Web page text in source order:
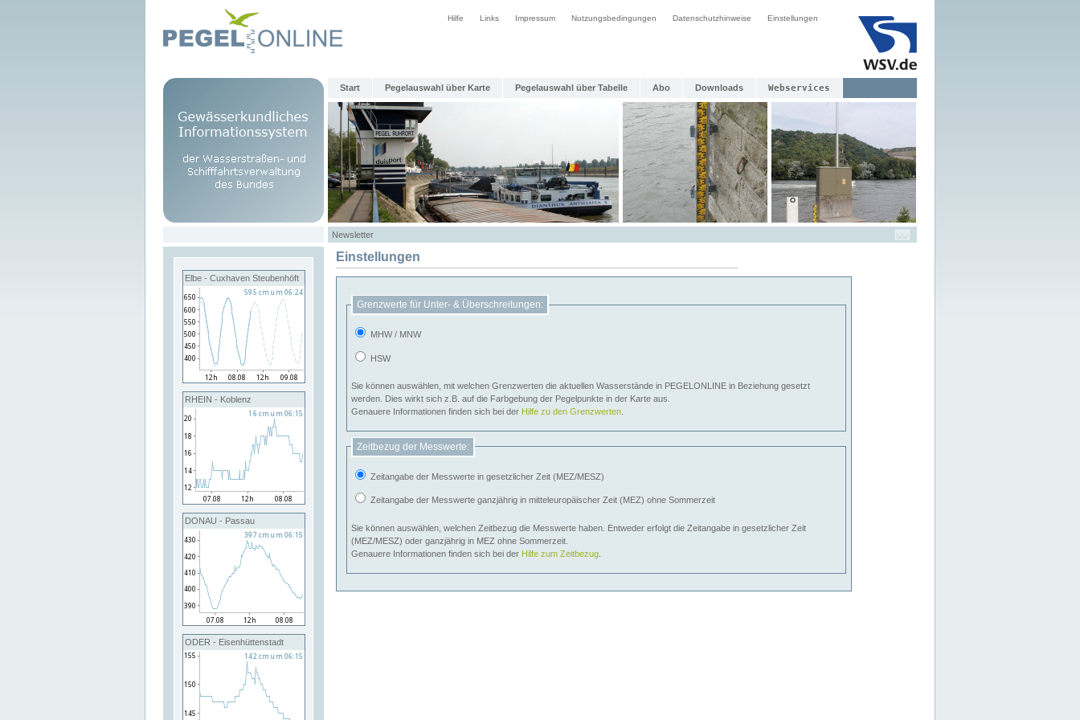
Hilfe Links Impressum Nutzungsbedingungen Datenschutzhinweise Einstellungen
Start Pegelauswahl über Karte Pegelauswahl über Tabelle Abo Downloads Webservices
Newsletter
Elbe - Cuxhaven Steubenhöft
RHEIN - Koblenz
DONAU - Passau
ODER - Eisenhüttenstadt
Einstellungen
Grenzwerte für Unter- & Überschreitungen:
MHW / MNW
HSW
Sie können auswählen, mit welchen Grenzwerten die aktuellen Wasserstände in PEGELONLINE in Beziehung gesetzt
werden. Dies wirkt sich z.B. auf die Farbgebung der Pegelpunkte in der Karte aus.
Genauere Informationen finden sich bei der Hilfe zu den Grenzwerten
Zeitbezug der Messwerte:
Zeitangabe der Messwerte in gesetzlicher Zeit (MEZ/MESZ)
Zeitangabe der Messwerte ganzjährig in mitteleuropäischer Zeit (MEZ) ohne Sommerzeit
Sie können auswählen, welchen Zeitbezug die Messwerte haben. Entweder erfolgt die Zeitangabe in gesetzlicher Zeit
(MEZ/MESZ) oder ganzjährig in MEZ ohne Sommerzeit.
Genauere Informationen finden sich bei der Hilfe zum Zeitbezug